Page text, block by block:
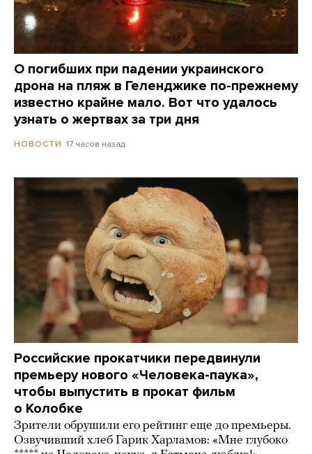
О погибших при падении украинского
дрона на пляж в Геленджике по-прежнему
известно крайне мало. Вот что удалось
узнать о жертвах за три дня
НОВОСТИ 17 часов назад
Российские прокатчики передвинули
премьеру нового «Человека-паука»,
чтобы выпустить в прокат фильм
о Колобке
Зрители обрушили его рейтинг еще до премьеры.
Озвучивший хлеб Гарик Харламов: «Мне глубоко